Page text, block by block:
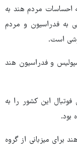
احساسات مردم هند به
به فدراسیون و مردم
است.
و فدراسیون هند
این کشور را به
بود.
برای میزبانی از گروه